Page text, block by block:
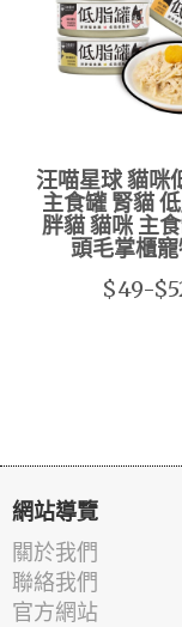
汪喵星球 貓咪
主食罐 腎貓
胖貓 貓咪 主
頭毛掌櫃
$49-
網站導覽
關於我們
聯絡我們
官方網站